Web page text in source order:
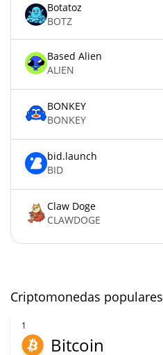
Botatoz
BOTZ
Based Alien
ALIEN
BONKEY
BONKEY
bid.launch
BID
Claw Doge
CLAWDOGE
Criptomonedas populares
1
Bitcoin